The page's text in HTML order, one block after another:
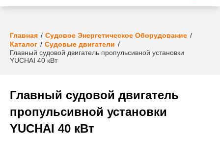
О компании
Клиентам
Сервис
Судовое ЭО
Проекты
Главная
Судовое Энергетическое Оборудование
Каталог
Судовые двигатели
Главный судовой двигатель пропульсивной установки
YUCHAI 40 кВт
Главный судовой двигатель
пропульсивной установки
YUCHAI 40 кВт